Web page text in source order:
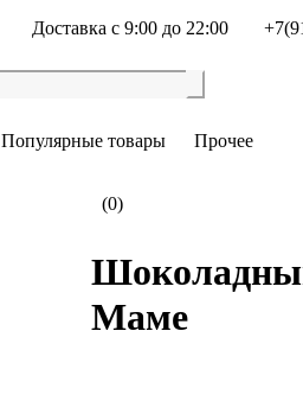
Доставка с 9:00 до 22:00
Популярные товары
Прочее
(0)
Маме